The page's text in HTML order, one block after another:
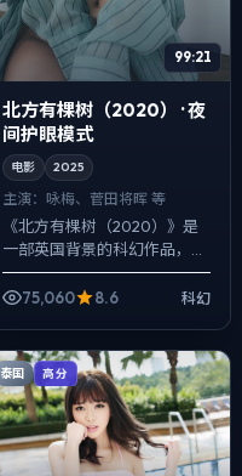
99:21
北方有棵树（2020） · 夜
间护眼模式
电影 2025
主演： 咏梅、菅田将晖 等
《北方有棵树（2020）》是
一部英国背景的科幻作品，
2025年公映，由乌尔善执
导，咏梅、菅田将晖、肖央等
75,060 8.6 科幻
泰国 高分